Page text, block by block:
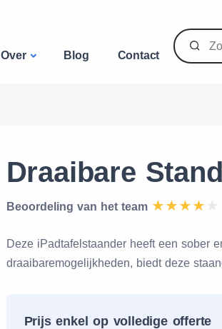
Over Blog Contact
Draaibare
Beoordeling van het team
Deze iPadtafelstaander heeft een sober
draaibaremogelijkheden, biedt deze
Prijs enkel op volledige offerte